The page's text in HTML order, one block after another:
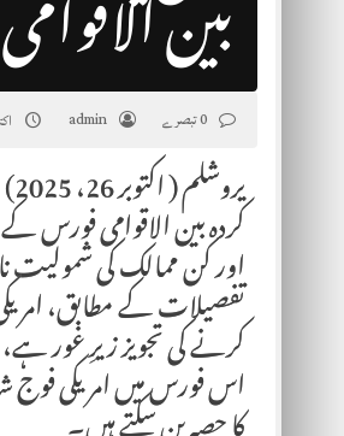
admin
کردہ بین الاقوامی
اور کن ممالک کی شمولیت
تفصیلات کے مطابق،
کرنے کی تجویز زیرِ غور
اس فورس میں امریکی فوج